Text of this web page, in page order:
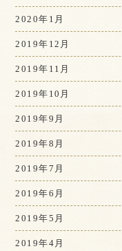
2020年1月
2019年12月
2019年11月
2019年10月
2019年9月
2019年8月
2019年7月
2019年6月
2019年5月
2019年4月